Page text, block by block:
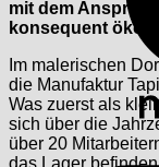
mit dem
konsequent
Im malerischen
die Manufaktur
Was zuerst als
sich über die
über 20